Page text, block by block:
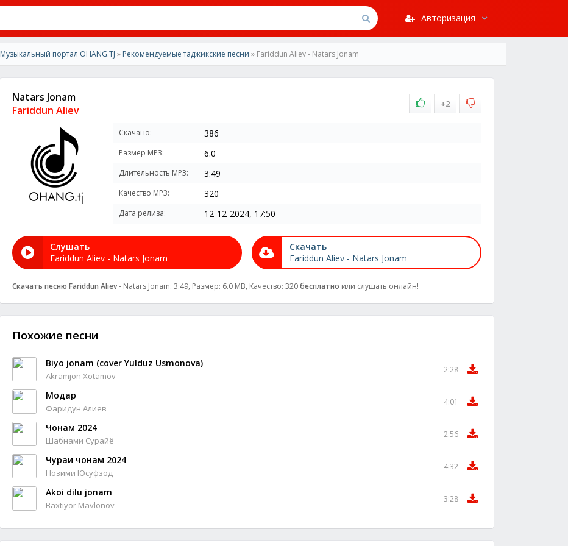
Авторизация
Музыкальный портал OHANG.TJ » Рекомендуемые таджикские песни » Fariddun Aliev - Natars Jonam
Natars Jonam
Fariddun Aliev
+2
Скачано: 386
Размер MP3: 6.0
Длительность MP3: 3:49
Качество MP3: 320
Дата релиза: 12-12-2024, 17:50
Слушать
Fariddun Aliev - Natars Jonam
Скачать
Fariddun Aliev - Natars Jonam
Скачать песню Fariddun Aliev- Natars Jonam: 3:49, Размер: 6.0 MB, Качество: 320бесплатно или слушать онлайн!
Похожие песни
Biyo jonam (cover Yulduz Usmonova)
Akramjon Xotamov
2:28
Модар
Фаридун Алиев
4:01
Чонам 2024
Шабнами Сурайё
2:56
Чураи чонам 2024
Нозими Юсуфзод
4:32
Akoi dilu jonam
Baxtiyor Mavlonov
3:28